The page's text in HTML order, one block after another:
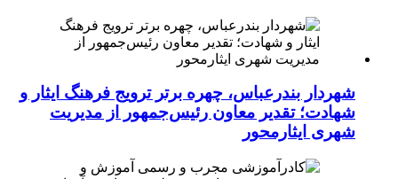
شهردار بندرعباس، چهره برتر ترویج فرهنگ ایثار و
شهادت؛ تقدیر معاون رئیس‌جمهور از مدیریت
شهری ایثارمحور